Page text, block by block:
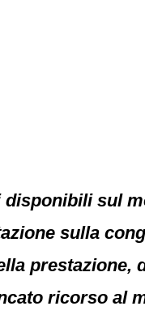
disponibili sul
sulla
prestazione,
ricorso al